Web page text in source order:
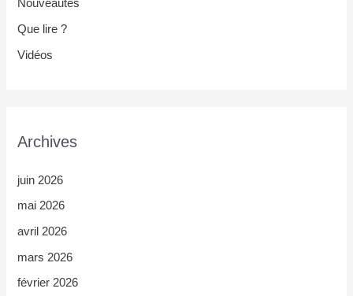
Nouveautés
Que lire ?
Vidéos
Archives
juin 2026
mai 2026
avril 2026
mars 2026
février 2026